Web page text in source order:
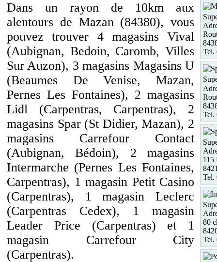
Dans un rayon de 10km aux
alentours de Mazan (84380), vous
pouvez trouver 4 magasins Vival
(Aubignan, Bedoin, Caromb, Villes
Sur Auzon), 3 magasins Magasins U
(Beaumes De Venise, Mazan,
Pernes Les Fontaines), 2 magasins
Lidl (Carpentras, Carpentras), 2
magasins Spar (St Didier, Mazan), 2
magasins Carrefour Contact
(Aubignan, Bédoin), 2 magasins
Intermarche (Pernes Les Fontaines,
Carpentras), 1 magasin Petit Casino
(Carpentras), 1 magasin Leclerc
(Carpentras Cedex), 1 magasin
Leader Price (Carpentras) et 1
magasin Carrefour City
(Carpentras).
Tel.
Tel.
115
Tel.
80
Tel.